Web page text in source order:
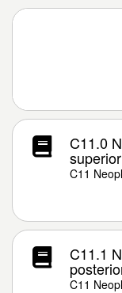
C11.0
C11
C11.1
C11